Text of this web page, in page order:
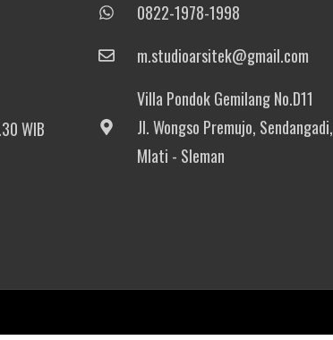
WIB
0822-1978-1998
m.studioarsitek@gmail.com
Villa Pondok Gemilang No.D11
Jl. Wongso Premujo, Sendangadi,
Mlati - Sleman